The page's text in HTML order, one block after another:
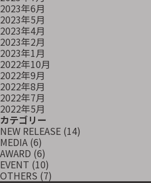
2023年6月
2023年5月
2023年4月
2023年2月
2023年1月
2022年10月
2022年9月
2022年8月
2022年7月
2022年5月
カテゴリー
NEW RELEASE (14)
MEDIA (6)
AWARD (6)
EVENT (10)
OTHERS (7)